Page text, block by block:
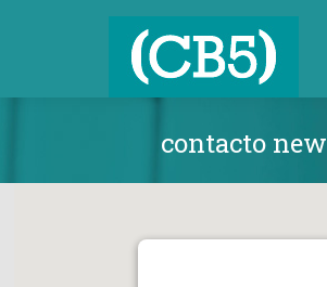
contacto new